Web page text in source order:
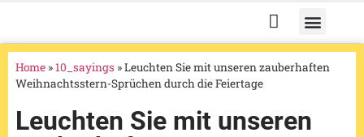
Home »10_sayings »Leuchten Sie mit unseren zauberhaften
Weihnachtsstern-Sprüchen durch die Feiertage
Leuchten Sie mit unseren